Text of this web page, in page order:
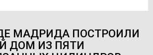
МАДРИДА ПОСТРОИЛИ
ДОМ ИЗ ПЯТИ